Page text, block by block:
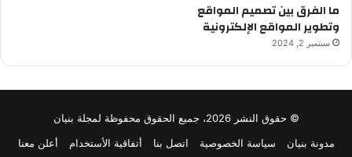
ما الفرق بين تصميم المواقع
وتطوير المواقع الإلكترونية
سبتمبر 2, 2024
© حقوق النشر 2026، جميع الحقوق محفوظة لمجلة بنيان
مدونة بنيان
سياسة الخصوصية اتصل بنا أتفاقية الأستخدام أعلن معنا